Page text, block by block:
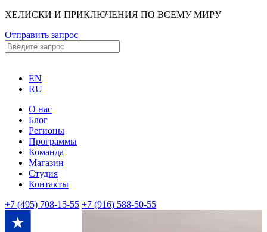
ХЕЛИСКИ И ПРИКЛЮЧЕНИЯ ПО ВСЕМУ МИРУ
Отправить запрос
EN
RU
О нас
Блог
Регионы
Программы
Команда
Магазин
Студия
Контакты
+7 (495) 708-15-55 +7 (916) 588-50-55